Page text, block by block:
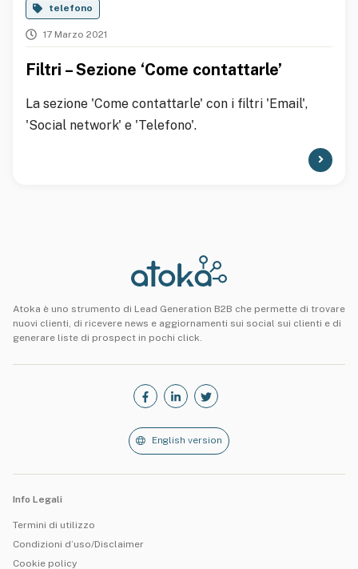
telefono
17 Marzo 2021
Filtri – Sezione ‘Come contattarle’
La sezione 'Come contattarle' con i filtri 'Email',
'Social network' e 'Telefono'.
Atoka è uno strumento di Lead Generation B2B che permette di trovare
nuovi clienti, di ricevere news e aggiornamenti sui social sui clienti e di
generare liste di prospect in pochi click.
English version
Info Legali
Termini di utilizzo
Condizioni d’uso/Disclaimer
Cookie policy